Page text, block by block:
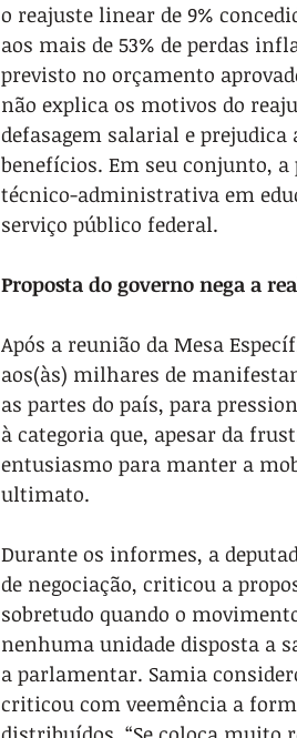
o reajuste linear de 9%
aos mais de 53% de perdas
previsto no orçamento
não explica os motivos do
defasagem salarial e
benefícios. Em seu conjunto,
técnico-administrativa em
serviço público federal.
Proposta do governo nega a
Após a reunião da Mesa
aos(às) milhares de
as partes do país, para
à categoria que, apesar da
entusiasmo para manter a
ultimato.
Durante os informes, a
de negociação, criticou a
sobretudo quando o
nenhuma unidade disposta a
a parlamentar. Samia
criticou com veemência a